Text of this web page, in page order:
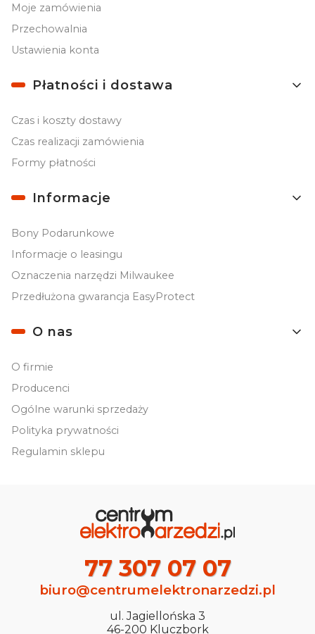
Moje zamówienia
Przechowalnia
Ustawienia konta
Płatności i dostawa
Czas i koszty dostawy
Czas realizacji zamówienia
Formy płatności
Informacje
Bony Podarunkowe
Informacje o leasingu
Oznaczenia narzędzi Milwaukee
Przedłużona gwarancja EasyProtect
O nas
O firmie
Producenci
Ogólne warunki sprzedaży
Polityka prywatności
Regulamin sklepu
77 307 07 07
biuro@centrumelektronarzedzi.pl
ul. Jagiellońska 3
46-200 Kluczbork